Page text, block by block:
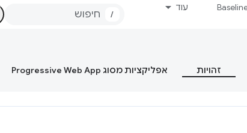
עוד
/
זהויות אפליקציות מסוג Progressive Web App